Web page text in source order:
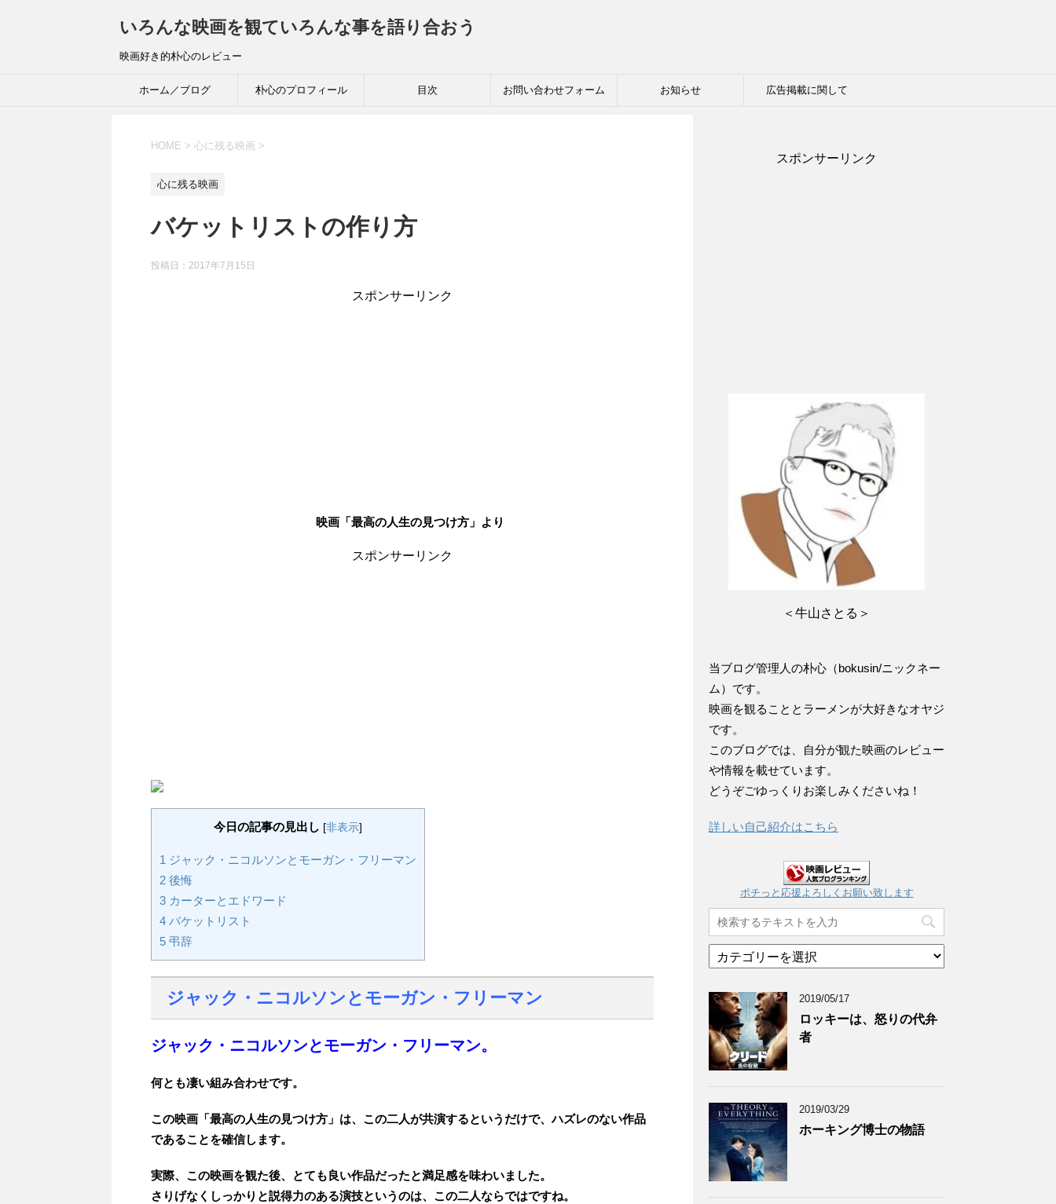
いろんな映画を観ていろんな事を語り合おう
映画好き的朴心のレビュー
ホーム／ブログ 朴心のプロフィール 目次 お問い合わせフォーム お知らせ 広告掲載に関して
HOME > 心に残る映画 >
心に残る映画
バケットリストの作り方
投稿日： 2017年7月15日
スポンサーリンク
映画「最高の人生の見つけ方」より
スポンサーリンク
今日の記事の見出し [非表示]
1 ジャック・ニコルソンとモーガン・フリーマン
2 後悔
3 カーターとエドワード
4 バケットリスト
5 弔辞
ジャック・ニコルソンとモーガン・フリーマン
ジャック・ニコルソンとモーガン・フリーマン。
何とも凄い組み合わせです。
この映画「最高の人生の見つけ方」は、この二人が共演するというだけで、ハズレのない作品
であることを確信します。
実際、この映画を観た後、とても良い作品だったと満足感を味わいました。
さりげなくしっかりと説得力のある演技というのは、この二人ならではですね。
スポンサーリンク
＜牛山さとる＞
当ブログ管理人の朴心（bokusin/ニックネー
ム）です。
映画を観ることとラーメンが大好きなオヤジ
です。
このブログでは、自分が観た映画のレビュー
や情報を載せています。
どうぞごゆっくりお楽しみくださいね！
詳しい自己紹介はこちら
ポチっと応援よろしくお願い致します
テ
リ
ア
ー
カ
2019/05/17
ロッキーは、怒りの代弁
者
2019/03/29
ホーキング博士の物語